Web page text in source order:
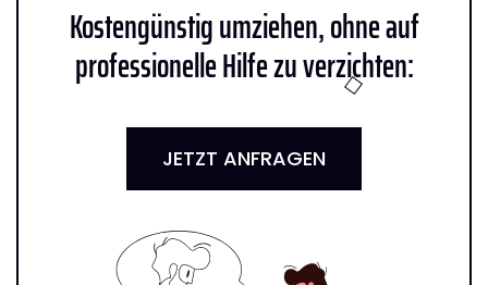
Kostengünstig umziehen, ohne auf
professionelle Hilfe zu verzichten:
JETZT ANFRAGEN